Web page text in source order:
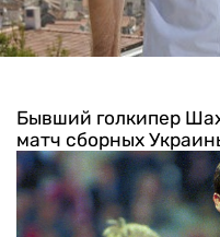
Бывший голкипер
матч сборных